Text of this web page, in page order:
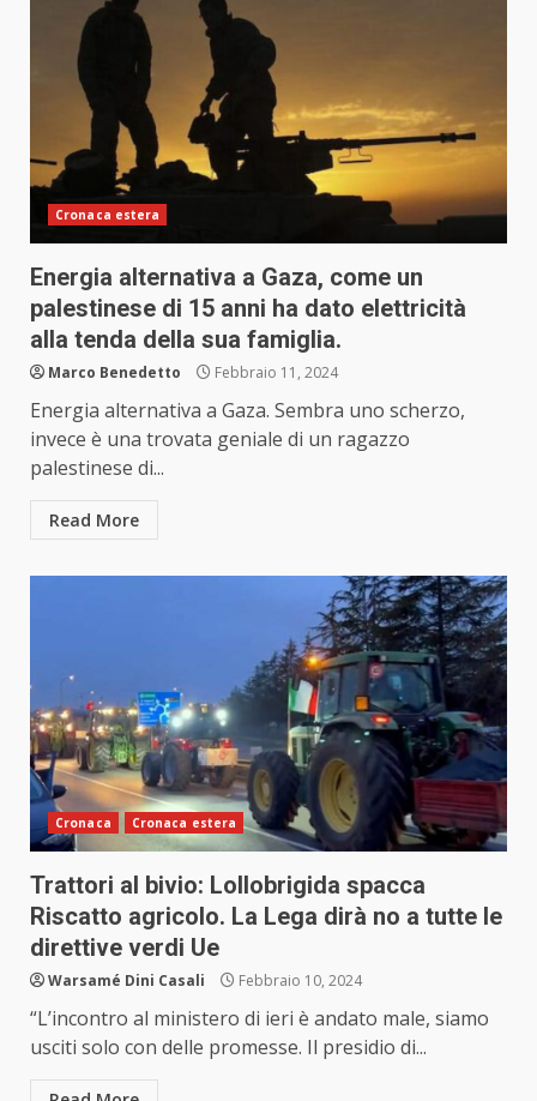
Cronaca estera
Energia alternativa a Gaza, come un
palestinese di 15 anni ha dato elettricità
alla tenda della sua famiglia.
Marco Benedetto Febbraio 11, 2024
Energia alternativa a Gaza. Sembra uno scherzo,
invece è una trovata geniale di un ragazzo
palestinese di...
Read More
Cronaca Cronaca estera
Trattori al bivio: Lollobrigida spacca
Riscatto agricolo. La Lega dirà no a tutte le
direttive verdi Ue
Warsamé Dini Casali Febbraio 10, 2024
“L’incontro al ministero di ieri è andato male, siamo
usciti solo con delle promesse. Il presidio di...